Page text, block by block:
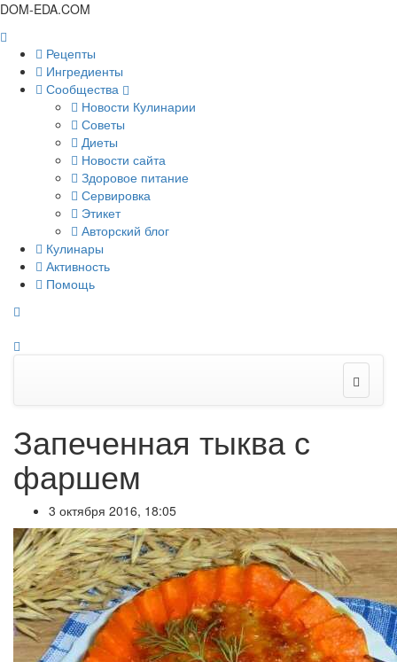
DOM-EDA.COM
Рецепты
Ингредиенты
Сообщества
Новости Кулинарии
Советы
Диеты
Новости сайта
Здоровое питание
Сервировка
Этикет
Авторский блог
Кулинары
Активность
Помощь
Запеченная тыква с
фаршем
3 октября 2016, 18:05